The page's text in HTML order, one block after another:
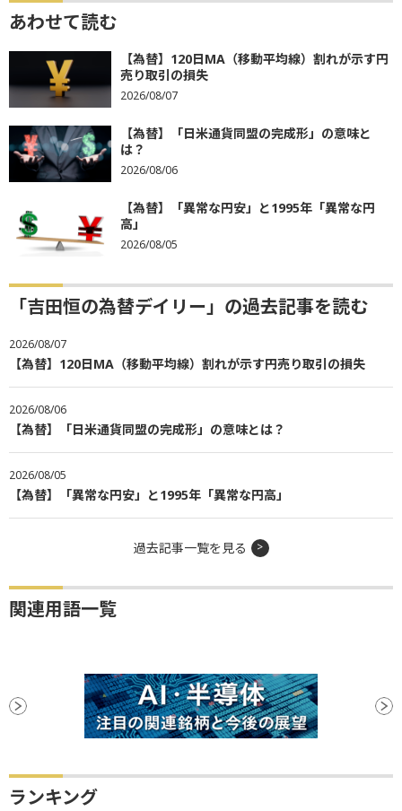
あわせて読む
【為替】120日MA（移動平均線）割れが示す円
売り取引の損失
2026/08/07
【為替】「日米通貨同盟の完成形」の意味と
は？
2026/08/06
【為替】「異常な円安」と1995年「異常な円
高」
2026/08/05
「吉田恒の為替デイリー」の過去記事を読む
2026/08/07
【為替】120日MA（移動平均線）割れが示す円売り取引の損失
2026/08/06
【為替】「日米通貨同盟の完成形」の意味とは？
2026/08/05
【為替】「異常な円安」と1995年「異常な円高」
過去記事一覧を見る
関連用語一覧
ランキング